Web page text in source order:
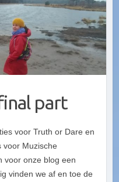
part
voor Truth or Dare en
voor Muzische
voor onze blog een
vinden we af en toe de